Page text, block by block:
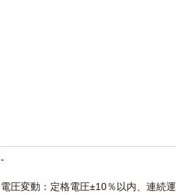
-
電圧変動：定格電圧±10％以内、連続運